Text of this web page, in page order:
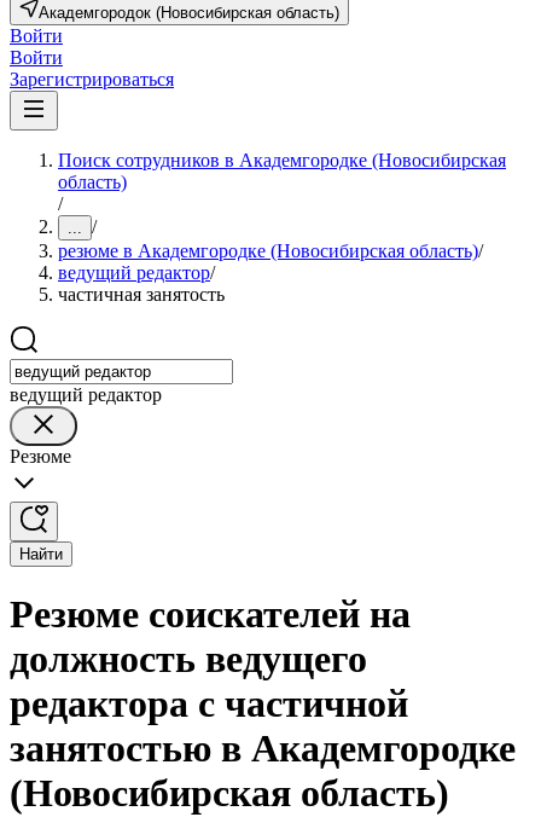
Академгородок (Новосибирская область)
Войти
Войти
Зарегистрироваться
Поиск сотрудников в Академгородке (Новосибирская
область)
/
... /
резюме в Академгородке (Новосибирская область)/
ведущий редактор/
частичная занятость
ведущий редактор
Резюме
Найти
Резюме соискателей на
должность ведущего
редактора с частичной
занятостью в Академгородке
(Новосибирская область)